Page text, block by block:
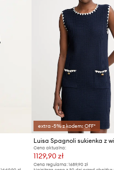
extra -5% z kodem: OFF*
Cena aktualna:
1129,90 zł
Cena regularna: 1689,90 zł